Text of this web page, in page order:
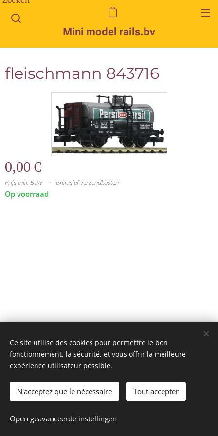
Mini model rails.bv
fleischmann 843716
0,00€
Prijs Incl. BTW exclusief verzendkosten
Op voorraad
Toevoegen aan de winkelwagen
mini model rails
Talen
Français
Nederlands
Ce site utilise des cookies pour permettre le bon
fonctionnement, la sécurité, et vous offrir la meilleure
expérience utilisateur possible.
N'acceptez que le nécessaire Tout accepter
Open geavanceerde instellingen